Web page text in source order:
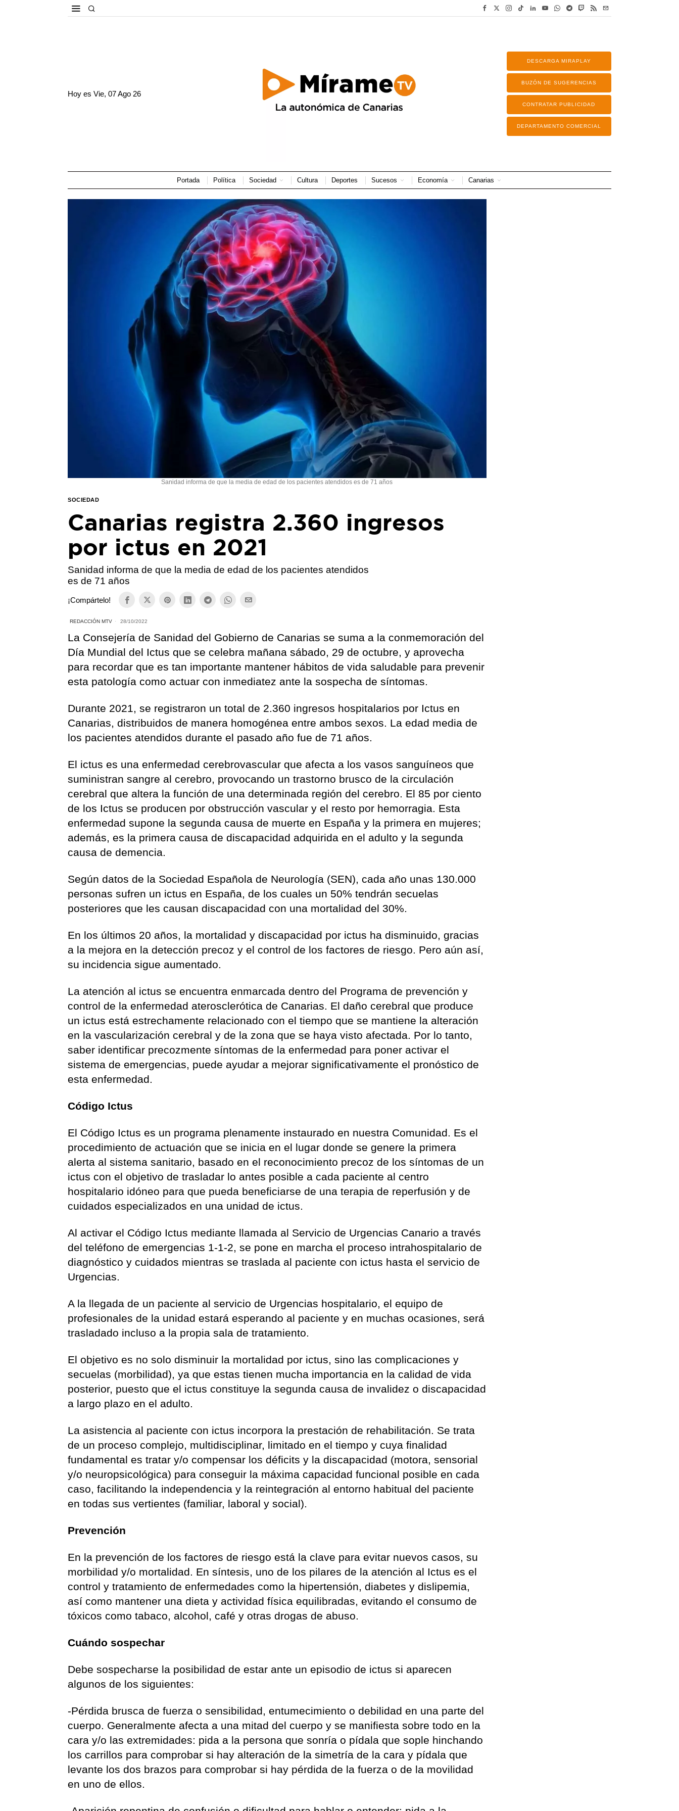
Hoy esVie, 07 Ago 26
DESCARGA MIRAPLAY
BUZÓN DE SUGERENCIAS
CONTRATAR PUBLICIDAD
DEPARTAMENTO COMERCIAL
Portada Política Sociedad Cultura Deportes Sucesos Economía Canarias
Sanidad informa de que la media de edad de los pacientes atendidos es de 71 años
SOCIEDAD
Canarias registra 2.360 ingresos
por ictus en 2021
Sanidad informa de que la media de edad de los pacientes atendidos
es de 71 años
¡Compártelo!
REDACCIÓN MTV 28/10/2022
La Consejería de Sanidad del Gobierno de Canarias se suma a la conmemoración del
Día Mundial del Ictus que se celebra mañana sábado, 29 de octubre, y aprovecha
para recordar que es tan importante mantener hábitos de vida saludable para prevenir
esta patología como actuar con inmediatez ante la sospecha de síntomas.
Durante 2021, se registraron un total de 2.360 ingresos hospitalarios por Ictus en
Canarias, distribuidos de manera homogénea entre ambos sexos. La edad media de
los pacientes atendidos durante el pasado año fue de 71 años.
El ictus es una enfermedad cerebrovascular que afecta a los vasos sanguíneos que
suministran sangre al cerebro, provocando un trastorno brusco de la circulación
cerebral que altera la función de una determinada región del cerebro. El 85 por ciento
de los Ictus se producen por obstrucción vascular y el resto por hemorragia. Esta
enfermedad supone la segunda causa de muerte en España y la primera en mujeres;
además, es la primera causa de discapacidad adquirida en el adulto y la segunda
causa de demencia.
Según datos de la Sociedad Española de Neurología (SEN), cada año unas 130.000
personas sufren un ictus en España, de los cuales un 50% tendrán secuelas
posteriores que les causan discapacidad con una mortalidad del 30%.
En los últimos 20 años, la mortalidad y discapacidad por ictus ha disminuido, gracias
a la mejora en la detección precoz y el control de los factores de riesgo. Pero aún así,
su incidencia sigue aumentado.
La atención al ictus se encuentra enmarcada dentro del Programa de prevención y
control de la enfermedad aterosclerótica de Canarias. El daño cerebral que produce
un ictus está estrechamente relacionado con el tiempo que se mantiene la alteración
en la vascularización cerebral y de la zona que se haya visto afectada. Por lo tanto,
saber identificar precozmente síntomas de la enfermedad para poner activar el
sistema de emergencias, puede ayudar a mejorar significativamente el pronóstico de
esta enfermedad.
Código Ictus
El Código Ictus es un programa plenamente instaurado en nuestra Comunidad. Es el
procedimiento de actuación que se inicia en el lugar donde se genere la primera
alerta al sistema sanitario, basado en el reconocimiento precoz de los síntomas de un
ictus con el objetivo de trasladar lo antes posible a cada paciente al centro
hospitalario idóneo para que pueda beneficiarse de una terapia de reperfusión y de
cuidados especializados en una unidad de ictus.
Al activar el Código Ictus mediante llamada al Servicio de Urgencias Canario a través
del teléfono de emergencias 1-1-2, se pone en marcha el proceso intrahospitalario de
diagnóstico y cuidados mientras se traslada al paciente con ictus hasta el servicio de
Urgencias.
A la llegada de un paciente al servicio de Urgencias hospitalario, el equipo de
profesionales de la unidad estará esperando al paciente y en muchas ocasiones, será
trasladado incluso a la propia sala de tratamiento.
El objetivo es no solo disminuir la mortalidad por ictus, sino las complicaciones y
secuelas (morbilidad), ya que estas tienen mucha importancia en la calidad de vida
posterior, puesto que el ictus constituye la segunda causa de invalidez o discapacidad
a largo plazo en el adulto.
La asistencia al paciente con ictus incorpora la prestación de rehabilitación. Se trata
de un proceso complejo, multidisciplinar, limitado en el tiempo y cuya finalidad
fundamental es tratar y/o compensar los déficits y la discapacidad (motora, sensorial
y/o neuropsicológica) para conseguir la máxima capacidad funcional posible en cada
caso, facilitando la independencia y la reintegración al entorno habitual del paciente
en todas sus vertientes (familiar, laboral y social).
Prevención
En la prevención de los factores de riesgo está la clave para evitar nuevos casos, su
morbilidad y/o mortalidad. En síntesis, uno de los pilares de la atención al Ictus es el
control y tratamiento de enfermedades como la hipertensión, diabetes y dislipemia,
así como mantener una dieta y actividad física equilibradas, evitando el consumo de
tóxicos como tabaco, alcohol, café y otras drogas de abuso.
Cuándo sospechar
Debe sospecharse la posibilidad de estar ante un episodio de ictus si aparecen
algunos de los siguientes:
-Pérdida brusca de fuerza o sensibilidad, entumecimiento o debilidad en una parte del
cuerpo. Generalmente afecta a una mitad del cuerpo y se manifiesta sobre todo en la
cara y/o las extremidades: pida a la persona que sonría o pídala que sople hinchando
los carrillos para comprobar si hay alteración de la simetría de la cara y pídala que
levante los dos brazos para comprobar si hay pérdida de la fuerza o de la movilidad
en uno de ellos.